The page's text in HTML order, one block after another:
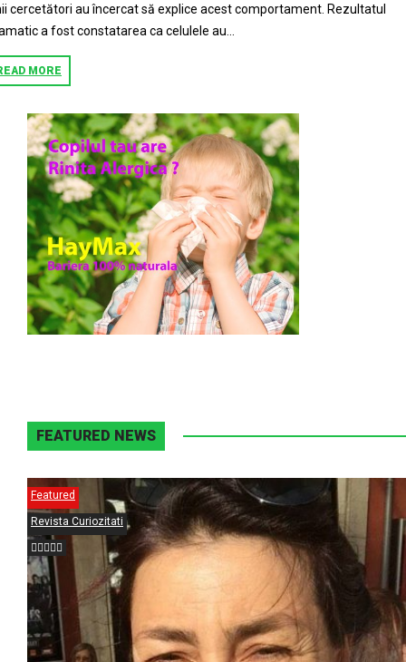
cercetători au încercat să explice acest comportament. Rezultatul
a fost constatarea ca celulele au...
MORE
FEATURED NEWS
Featured
Revista Curiozitati